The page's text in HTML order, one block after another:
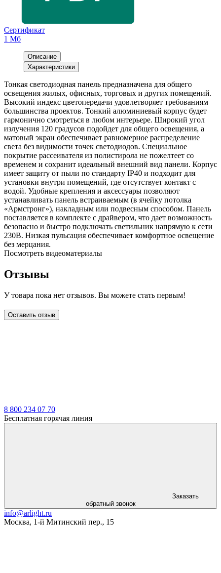
Сертификат
1 Мб
Описание
Характеристики
Тонкая светодиодная панель предназначена для общего
освещения жилых, офисных, торговых и других помещений.
Высокий индекс цветопередачи удовлетворяет требованиям
большинства проектов. Тонкий алюминиевый корпус будет
гармонично смотреться в любом интерьере. Широкий угол
излучения 120 градусов подойдет для общего освещения, а
матовый экран обеспечивает равномерное распределение
света без видимости точек светодиодов. Специальное
покрытие рассеивателя из полистирола не пожелтеет со
временем и сохранит идеальный внешний вид панели. Корпус
имеет защиту от пыли по стандарту IP40 и подходит для
установки внутри помещений, где отсутствует контакт с
водой. Удобные крепления и аксессуары позволяют
устанавливать панель встраиваемым (в ячейку потолка
«Армстронг»), накладным или подвесным способом. Панель
поставляется в комплекте с драйвером, что дает возможность
безопасно и быстро подключать светильник напрямую к сети
230В. Низкая пульсация обеспечивает комфортное освещение
без мерцания.
Посмотреть видеоматериалы
Отзывы
У товара пока нет отзывов. Вы можете стать первым!
Оставить отзыв
8 800 234 07 70
Бесплатная горячая линия
Заказать
обратный звонок
info@arlight.ru
Москва, 1-й Митинский пер., 15